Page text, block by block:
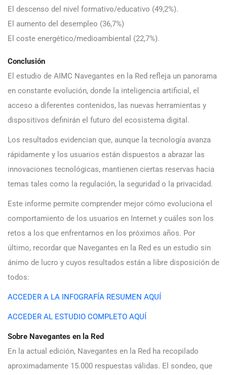
El descenso del nivel formativo/educativo (49,2%).
El aumento del desempleo (36,7%)
El coste energético/medioambiental (22,7%).
Conclusión
El estudio de AIMC Navegantes en la Red refleja un panorama
en constante evolución, donde la inteligencia artificial, el
acceso a diferentes contenidos, las nuevas herramientas y
dispositivos definirán el futuro del ecosistema digital.
Los resultados evidencian que, aunque la tecnología avanza
rápidamente y los usuarios están dispuestos a abrazar las
innovaciones tecnológicas, mantienen ciertas reservas hacia
temas tales como la regulación, la seguridad o la privacidad.
Este informe permite comprender mejor cómo evoluciona el
comportamiento de los usuarios en Internet y cuáles son los
retos a los que enfrentarnos en los próximos años. Por
último, recordar que Navegantes en la Red es un estudio sin
ánimo de lucro y cuyos resultados están a libre disposición de
todos:
ACCEDER A LA INFOGRAFÍA RESUMEN AQUÍ
ACCEDER AL ESTUDIO COMPLETO AQUÍ
Sobre Navegantes en la Red
En la actual edición, Navegantes en la Red ha recopilado
aproximadamente 15.000 respuestas válidas. El sondeo, que